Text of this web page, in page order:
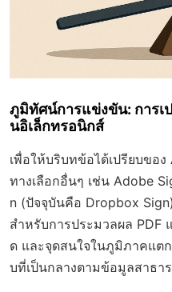
ภูมิทัศน์การแข่งขัน: การเ
นอิเล็กทรอนิกส์
เพื่อให้บริบทข้อได้เปรียบขอ
ทางเลือกอื่นๆ เช่น Adobe
n (ปัจจุบันคือ Dropbox
สำหรับการประมวลผล
ด และจุดสนใจในภูมิภาคแต
บที่เป็นกลางตามข้อมูลสาธา